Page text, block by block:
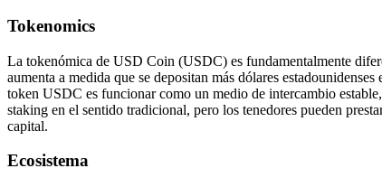
Tokenomics
La tokenómica de USD Coin (USDC) es fundamentalmente
aumenta a medida que se depositan más dólares
token USDC es funcionar como un medio de intercambio
staking en el sentido tradicional, pero los tenedores pueden
capital.
Ecosistema